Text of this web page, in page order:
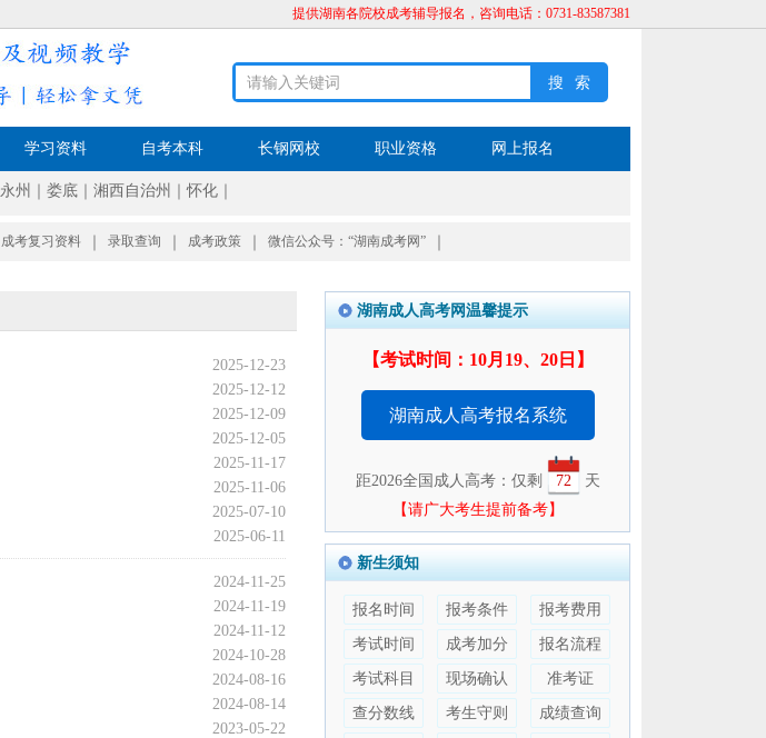
提供湖南各院校成考辅导报名，咨询电话：0731-83587381
学习资料 自考本科 长钢网校 职业资格 网上报名
永州 娄底 湘西自治州 ｜怀化
成考复习资料 录取查询 成考政策 微信公众号：“湖南成考网”
2025-12-23
2025-12-12
2025-12-09
2025-12-05
2025-11-17
2025-11-06
2025-07-10
2025-06-11
2024-11-25
2024-11-19
2024-11-12
2024-10-28
2024-08-16
2024-08-14
2023-05-22
湖南成人高考网温馨提示
【考试时间：10月19、20日】
湖南成人高考报名系统
距2026全国成人高考：仅剩 72
天
【请广大考生提前备考】
新生须知
报名时间 报考条件 报考费用
考试时间 成考加分 报名流程
考试科目 现场确认 准考证
查分数线 考生守则 成绩查询